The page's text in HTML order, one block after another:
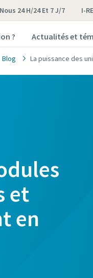
24 H/24 Et 7 J/7 I-
? Actualités et
Blog La puissance des
et
en